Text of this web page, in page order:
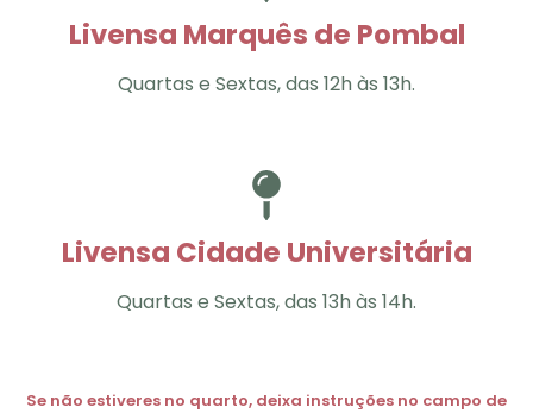
Livensa Marquês de Pombal
Quartas e Sextas, das 12h às 13h.
Livensa Cidade Universitária
Quartas e Sextas, das 13h às 14h.
Se não estiveres no quarto, deixa instruções no campo de